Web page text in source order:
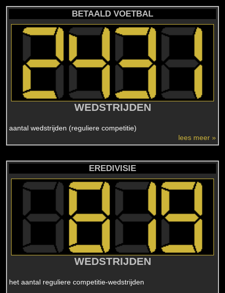
BETAALD VOETBAL
WEDSTRIJDEN
aantal wedstrijden (reguliere competitie)
lees meer »
EREDIVISIE
WEDSTRIJDEN
het aantal reguliere competitie-wedstrijden